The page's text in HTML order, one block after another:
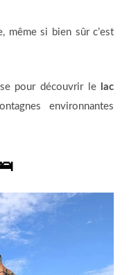
même si bien sûr c’est
pour découvrir le
lac
environnantes